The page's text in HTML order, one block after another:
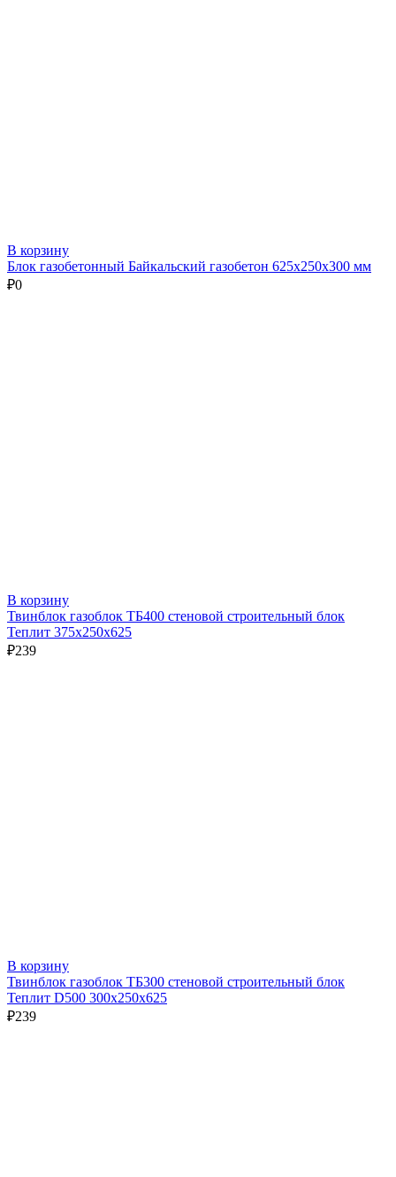
В корзину
Блок газобетонный Байкальский газобетон 625х250х300 мм
₽0
В корзину
Твинблок газоблок ТБ400 стеновой строительный блок
Теплит 375х250х625
₽239
В корзину
Твинблок газоблок ТБ300 стеновой строительный блок
Теплит D500 300х250х625
₽239